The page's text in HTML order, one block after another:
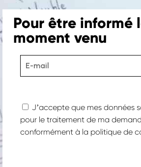
Pour être informé
moment venu
Jʼaccepte que mes données
pour le traitement de ma
conformément à la politique de